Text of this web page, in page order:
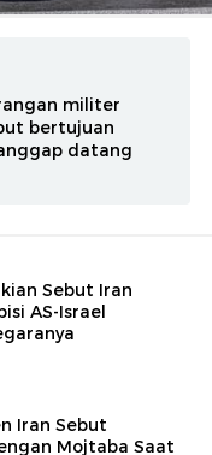
militer
bertujuan
datang
Sebut Iran
AS-Israel
Iran Sebut
Mojtaba Saat